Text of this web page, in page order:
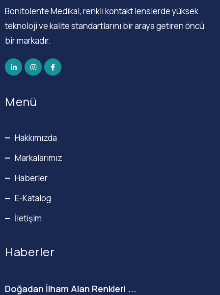
Bonitolente Medikal, renkli kontakt lenslerde yüksek
teknoloji ve kalite standartlarını bir araya getiren öncü
bir markadır.
Menü
Hakkımızda
Markalarımız
Haberler
E-Katalog
İletişim
Haberler
Doğadan İlham Alan Renkleri ...